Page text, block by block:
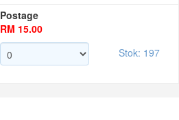
Postage
RM 15.00
Stok: 197